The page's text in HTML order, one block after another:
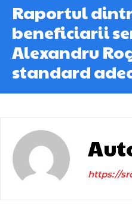
Raportul
beneficiarii
Alexandru
standard
https://